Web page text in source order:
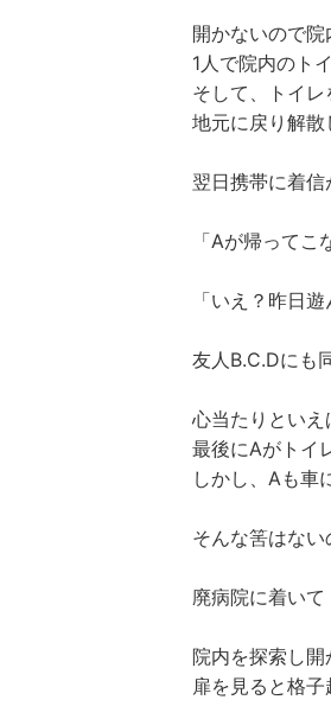
開かないので
1人で院内のト
そして、トイレ
地元に戻り解散
翌日携帯に着信
「Aが帰ってこ
「いえ？昨日
友人B.C.Dにも
心当たりといえ
最後にAがトイ
しかし、Aも車
そんな筈はない
廃病院に着いて
院内を探索し開
扉を見ると格子